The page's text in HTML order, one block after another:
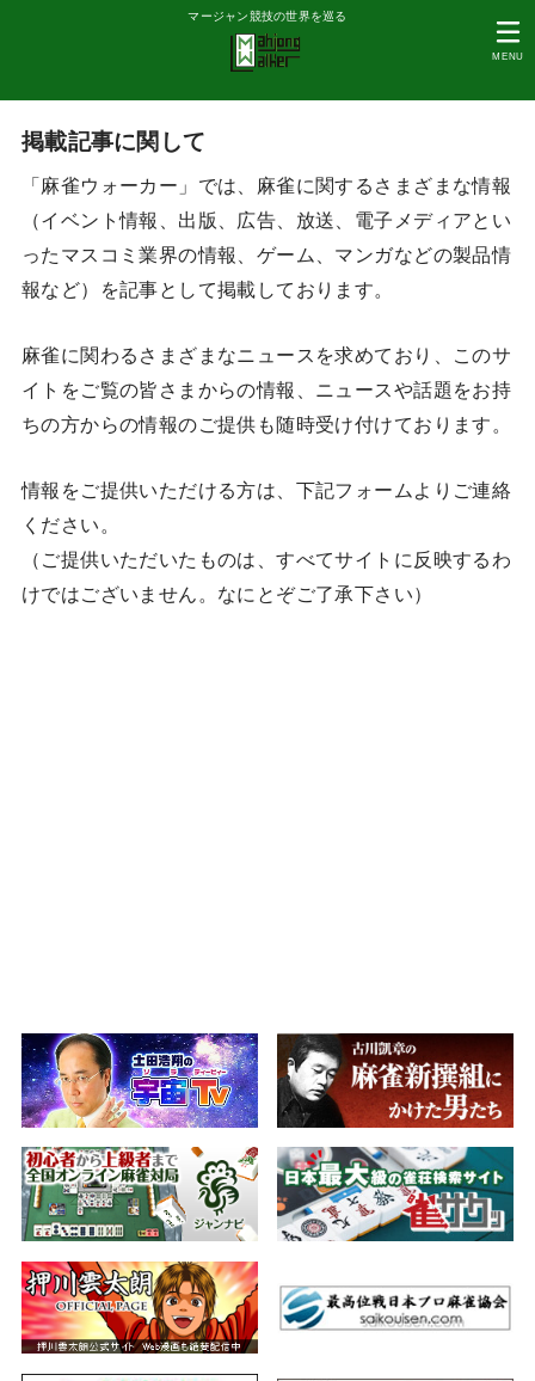
マージャン競技の世界を巡る
MENU
掲載記事に関して
「麻雀ウォーカー」では、麻雀に関するさまざまな情報
（イベント情報、出版、広告、放送、電子メディアとい
ったマスコミ業界の情報、ゲーム、マンガなどの製品情
報など）を記事として掲載しております。
麻雀に関わるさまざまなニュースを求めており、このサ
イトをご覧の皆さまからの情報、ニュースや話題をお持
ちの方からの情報のご提供も随時受け付けております。
情報をご提供いただける方は、下記フォームよりご連絡
ください。
（ご提供いただいたものは、すべてサイトに反映するわ
けではございません。なにとぞご了承下さい）